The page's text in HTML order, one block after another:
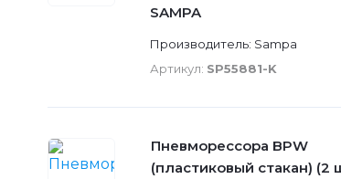
SAMPA
Производитель: Sampa
Артикул: SP55881-K
Пневморессора BPW
(пластиковый стакан) (2